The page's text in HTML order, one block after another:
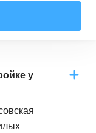
у